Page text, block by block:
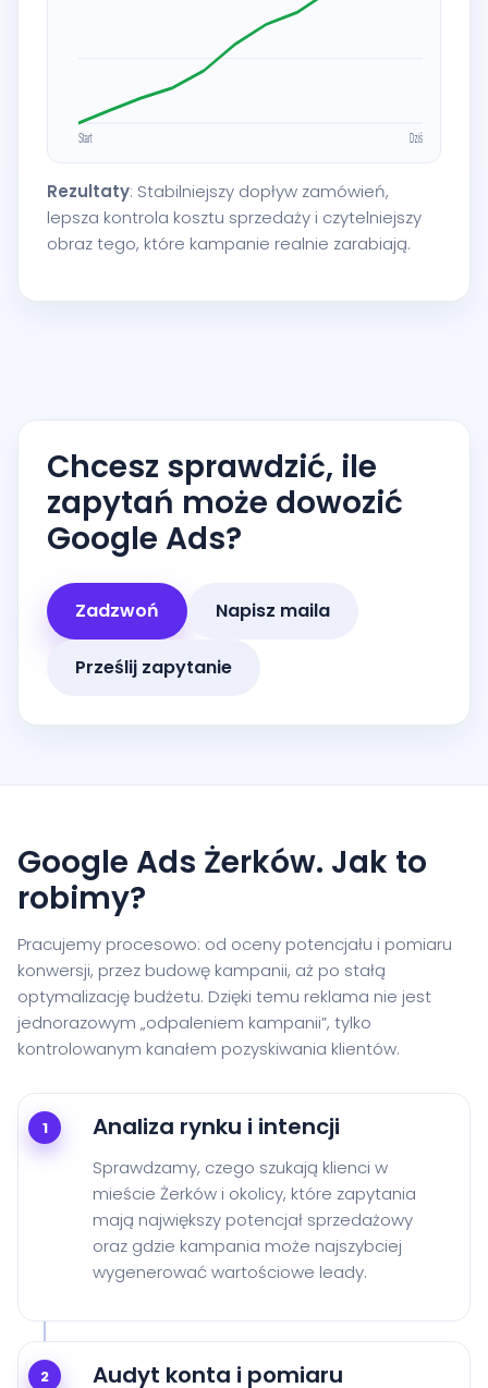
Rezultaty: Stabilniejszy dopływ zamówień,
lepsza kontrola kosztu sprzedaży i czytelniejszy
obraz tego, które kampanie realnie zarabiają.
Chcesz sprawdzić, ile
zapytań może dowozić
Google Ads?
Zadzwoń Napisz maila
Prześlij zapytanie
Google Ads Żerków. Jak to
robimy?
Pracujemy procesowo: od oceny potencjału i pomiaru
konwersji, przez budowę kampanii, aż po stałą
optymalizację budżetu. Dzięki temu reklama nie jest
jednorazowym „odpaleniem kampanii”, tylko
kontrolowanym kanałem pozyskiwania klientów.
1 Analiza rynku i intencji
Sprawdzamy, czego szukają klienci w
mieście Żerków i okolicy, które zapytania
mają największy potencjał sprzedażowy
oraz gdzie kampania może najszybciej
wygenerować wartościowe leady.
2 Audyt konta i pomiaru